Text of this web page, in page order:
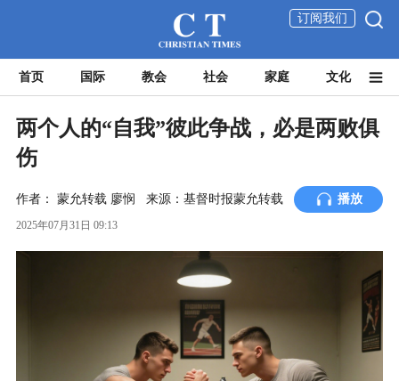
订阅我们
首页 国际 教会 社会 家庭 文化
两个人的“自我”彼此争战，必是两败俱
伤
作者： 蒙允转载 廖悯 来源：基督时报蒙允转载 播放
2025年07月31日 09:13